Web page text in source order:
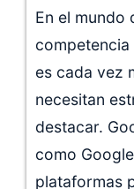
En el mundo
es cada vez
necesitan
destacar.
como
plataformas